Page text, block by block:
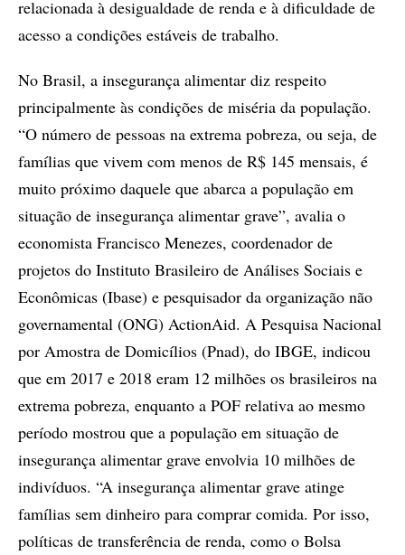
relacionada à desigualdade de renda e à dificuldade de
acesso a condições estáveis de trabalho.
No Brasil, a insegurança alimentar diz respeito
principalmente às condições de miséria da população.
“O número de pessoas na extrema pobreza, ou seja, de
famílias que vivem com menos de R$ 145 mensais, é
muito próximo daquele que abarca a população em
situação de insegurança alimentar grave”, avalia o
economista Francisco Menezes, coordenador de
projetos do Instituto Brasileiro de Análises Sociais e
Econômicas (Ibase) e pesquisador da organização não
governamental (ONG) ActionAid. A Pesquisa Nacional
por Amostra de Domicílios (Pnad), do IBGE, indicou
que em 2017 e 2018 eram 12 milhões os brasileiros na
extrema pobreza, enquanto a POF relativa ao mesmo
período mostrou que a população em situação de
insegurança alimentar grave envolvia 10 milhões de
indivíduos. “A insegurança alimentar grave atinge
famílias sem dinheiro para comprar comida. Por isso,
políticas de transferência de renda, como o Bolsa